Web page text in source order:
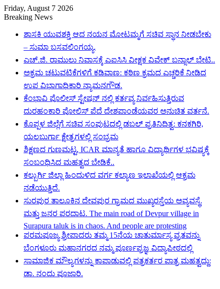
Friday, August 7 2026
Breaking News
ಶಾಸಕಿ ಯುವಶಕ್ತಿ ಆದ ನಯನ ಮೋಟಮ್ಮಗೆ ಸಚಿವ ಸ್ಥಾನ ನೀಡಬೇಕು
– ಸುಮಾ ಬಸವಲಿಂಗಯ್ಯ.
ಎಚ್.ಜಿ. ರಾಮುಲು ನಿವಾಸಕ್ಕೆ ಎಐಸಿಸಿ ವೀಕ್ಷಕ ವಿವೇಕ್ ಬನ್ಸಾಲ್ ಭೇಟಿ..
ಅಕ್ರಮ ಚಟುವಟಿಕೆಗಳಿಗೆ ಕಡಿವಾಣ: ಕಠಿಣ ಕ್ರಮದ ಎಚ್ಚರಿಕೆ ನೀಡಿದ
ಉಪ ವಿಭಾಗಾಧಿಕಾರಿ ನ್ಯಾಮನಗೌಡ.
ಕೆಂಭಾವಿ ಪೊಲೀಸ್ ಸ್ಟೇಷನ್ ನಲ್ಲಿ ಕರ್ತವ್ಯ ನಿರ್ವಹಿಸುತ್ತಿರುವ
ದುರಹಂಕಾರಿ ಪೋಲಿಸ್ ಪೆದೆ ದೇಶಪಾಂಡೆಯವರ ಅನುಚಿತ ವರ್ತನೆ.
ಕೊಪ್ಪಳ ಜಿಲ್ಲೆಗೆ ಸಚಿವ ಸಂಪುಟದಲ್ಲಿ ಡಬಲ್ ಪ್ರತಿನಿಧಿತ್ವ: ಕನಕಗಿರಿ,
ಯಲಬುರ್ಗಾ ಕ್ಷೇತ್ರಗಳಲ್ಲಿ ಸಂಭ್ರಮ
ಶಿಕ್ಷಣದ ಗುಣಮಟ್ಟ, ICAR ಮಾನ್ಯತೆ ಹಾಗೂ ವಿದ್ಯಾರ್ಥಿಗಳ ಭವಿಷ್ಯಕ್ಕೆ
ಸಂಬಂಧಿಸಿದ ಮಹತ್ವದ ಬೇಡಿಕೆ..
ಕಲ್ಬುರ್ಗಿ ಜಿಲ್ಲಾ ಹಿಂದುಳಿದ ವರ್ಗ ಕಲ್ಯಾಣ ಇಲಾಖೆಯಲ್ಲಿ ಆಕ್ರಮ
ನಡೆಯುತ್ತಿದೆ.
ಸುರಪುರ ತಾಲೂಕಿನ ದೇವಪುರ ಗ್ರಾಮದ ಮುಖ್ಯರಸ್ತೆಯ ಅವ್ಯವಸ್ಥೆ.
ಮತ್ತು ಜನರ ಪರದಾಟ. The main road of Devpur village in
Surapura taluk is in chaos. And people are protesting
ಪರಮಪೂಜ್ಯ ಶ್ರೀಪಾದರು ತಮ್ಮ 15ನೆಯ ಚಾತುರ್ಮಾಸ್ಯ ವ್ರತವನ್ನು
ಬೆಂಗಳೂರು ಮಹಾನಗರದ ನಮ್ಮ ಪೂರ್ಣಪ್ರಜ್ಞ ವಿದ್ಯಾಪೀಠದಲ್ಲಿ
ಸಾಮಾಜಿಕ ಮೌಲ್ಯಗಳನ್ನು ಕಾಪಾಡುವಲ್ಲಿ ಪತ್ರಕರ್ತರ ಪಾತ್ರ ಮಹತ್ವದ್ದು:
ಡಾ. ನಂದು ಪೂಜಾರಿ.